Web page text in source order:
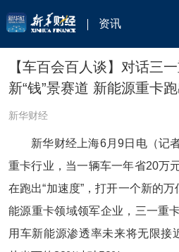
资讯
【车百会百人谈】对话三
新“钱”景赛道 新能源重卡跑
新华财经
新华财经上海6月9日电（记
重卡行业，当一辆车一年省20万
在跑出“加速度”，打开一个新的
能源重卡领域领军企业，三一重
用车新能源渗透率未来将无限接